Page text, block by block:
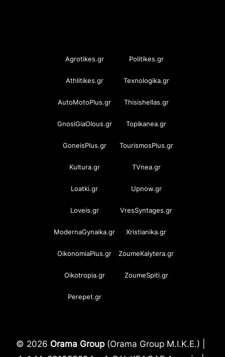
Agrotikes.gr Politikes.gr
Athlitikes.gr Texnologika.gr
AutoMotoPlus.gr Thisishellas.gr
GnosiGiaOlous.gr Topikanea.gr
GoneisPlus.gr TourismosPlus.gr
Kultura.gr TVnea.gr
Loatki.gr Upnow.gr
Loveis.gr VresSyntages.gr
ModernaGynaika.gr Xristianika.gr
OikonomiaPlus.gr ZoumeKalytera.gr
Oikotropia.gr ZoumeSpiti.gr
Perepet.gr
© 2026 Orama Group(Orama Group Μ.Ι.Κ.Ε.) |